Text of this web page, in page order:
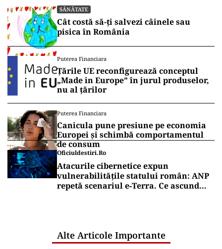
SĂNĂTATE
Cât costă să-ți salvezi câinele sau
pisica în România
Puterea Financiara
Țările UE reconfigurează conceptul
„Made in Europe” în jurul produselor,
nu al țărilor
Puterea Financiara
Canicula pune presiune pe economia
Europei și schimbă comportamentul
de consum
Oficiuldestiri.ro
Atacurile cibernetice expun
vulnerabilitățile statului român: ANP
repetă scenariul e‑Terra. Ce ascund
Alte Articole Importante